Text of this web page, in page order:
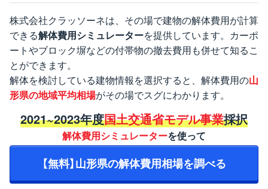
株式会社クラッソーネは、その場で建物の解体費用が計算
できる解体費用シミュレーターを提供しています。カーポ
ートやブロック塀などの付帯物の撤去費用も併せて知るこ
とができます。
解体を検討している建物情報を選択すると、解体費用の山
形県の地域平均相場がその場でスグにわかります。
2021~2023年度国土交通省モデル事業採択
解体費用シミュレーターを使って
【無料】山形県の解体費用相場を調べる